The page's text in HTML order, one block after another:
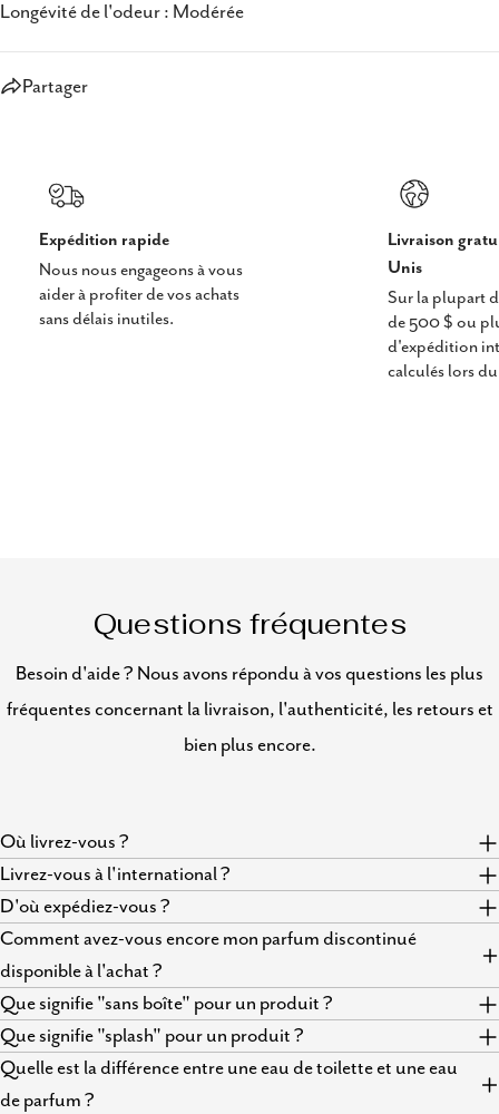
Longévité de l'odeur : Modérée
Partager
Expédition rapide
Nous nous engageons à vous
aider à profiter de vos achats
sans délais inutiles.
Livraison
Unis
Sur la plupart
de 500 $ ou
d'expédition
calculés lors
Questions fréquentes
Besoin d'aide ? Nous avons répondu à vos questions les plus
fréquentes concernant la livraison, l'authenticité, les retours et
bien plus encore.
Où livrez-vous ?
Livrez-vous à l'international ?
D'où expédiez-vous ?
Comment avez-vous encore mon parfum discontinué
disponible à l'achat ?
Que signifie "sans boîte" pour un produit ?
Que signifie "splash" pour un produit ?
Quelle est la différence entre une eau de toilette et une eau
de parfum ?